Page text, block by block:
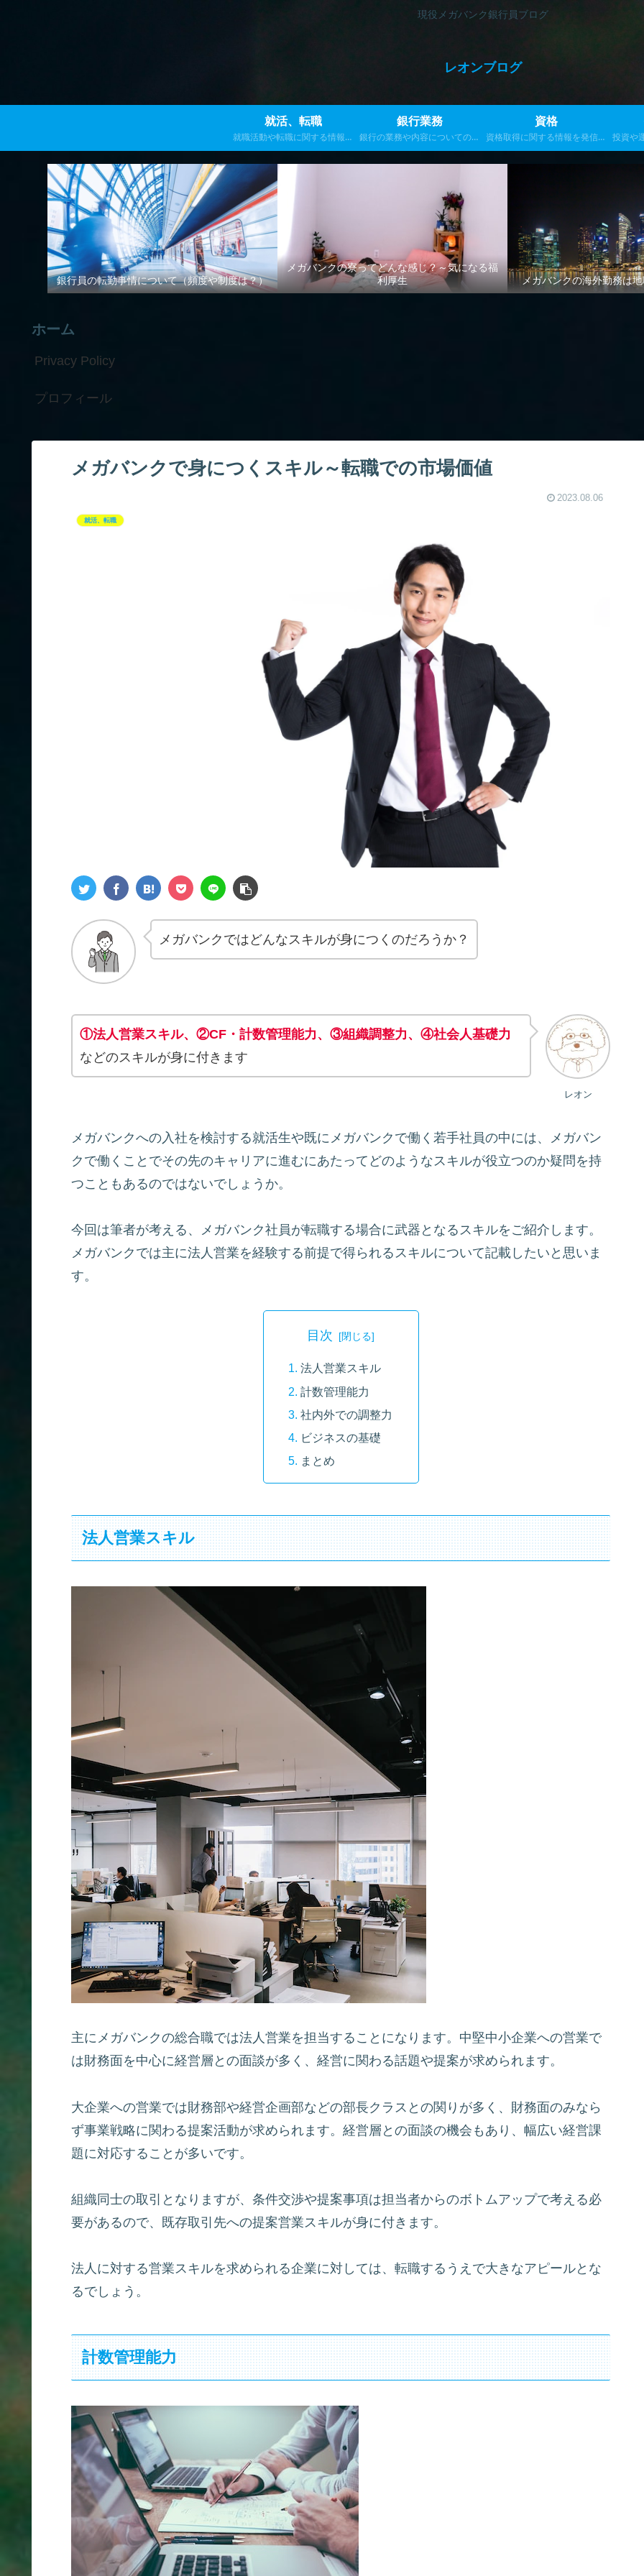
現役メガバンク銀行員ブログ
レオンブログ
就活、転職
就職活動や転職に関する情報を
発信します
銀行業務
銀行の業務や内容についての記
事を発信します
資格
資格取得に関する情報を発信し
ます
投資や
銀行員の転勤事情について（頻度や制度は？）
メガバンクの寮ってどんな感じ？～気になる福
利厚生
メガバンクの海外勤務は
ホーム
Privacy Policy
プロフィール
メガバンクで身につくスキル～転職での市場価値
2023.08.06
就活、転職
メガバンクではどんなスキルが身につくのだろうか？
レオン
①法人営業スキル、②CF・計数管理能力、③組織調整力、④社会人基礎力
などのスキルが身に付きます
メガバンクへの入社を検討する就活生や既にメガバンクで働く若手社員の中には、メガバン
クで働くことでその先のキャリアに進むにあたってどのようなスキルが役立つのか疑問を持
つこともあるのではないでしょうか。
今回は筆者が考える、メガバンク社員が転職する場合に武器となるスキルをご紹介します。
メガバンクでは主に法人営業を経験する前提で得られるスキルについて記載したいと思いま
す。
目次
法人営業スキル
計数管理能力
社内外での調整力
ビジネスの基礎
まとめ
法人営業スキル
主にメガバンクの総合職では法人営業を担当することになります。中堅中小企業への営業で
は財務面を中心に経営層との面談が多く、経営に関わる話題や提案が求められます。
大企業への営業では財務部や経営企画部などの部長クラスとの関りが多く、財務面のみなら
ず事業戦略に関わる提案活動が求められます。経営層との面談の機会もあり、幅広い経営課
題に対応することが多いです。
組織同士の取引となりますが、条件交渉や提案事項は担当者からのボトムアップで考える必
要があるので、既存取引先への提案営業スキルが身に付きます。
法人に対する営業スキルを求められる企業に対しては、転職するうえで大きなアピールとな
るでしょう。
計数管理能力